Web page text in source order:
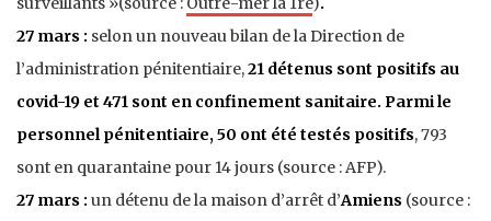
27 mars : selon un nouveau bilan de la Direction de
l’administration pénitentiaire,21 détenus sont positifs au
covid-19 et 471 sont en confinement sanitaire. Parmi le
personnel pénitentiaire, 50 ont été testés positifs, 793
sont en quarantaine pour 14 jours (source : AFP).
27 mars : un détenu de la maison d’arrêt d’Amiens (source :